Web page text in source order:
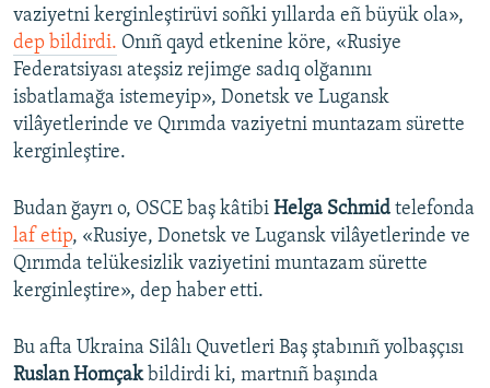
vaziyetni kerginleştirüvi soñki yıllarda eñ büyük ola»,
dep bildirdi. Onıñ qayd etkenine köre, «Rusiye
Federatsiyası ateşsiz rejimge sadıq olğanını
isbatlamağa istemeyip», Donetsk ve Lugansk
vilâyetlerinde ve Qırımda vaziyetni muntazam sürette
kerginleştire.
Budan ğayrı o, OSCE baş kâtibi Helga Schmid telefonda
laf etip, «Rusiye, Donetsk ve Lugansk vilâyetlerinde ve
Qırımda telükesizlik vaziyetini muntazam sürette
kerginleştire», dep haber etti.
Bu afta Ukraina Silâlı Quvetleri Baş ştabınıñ yolbaşçısı
Ruslan Homçak bildirdi ki, martnıñ başında